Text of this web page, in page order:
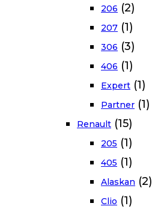
206 (2)
207 (1)
306 (3)
406 (1)
Expert (1)
Partner (1)
Renault (15)
205 (1)
405 (1)
Alaskan (2)
Clio (1)